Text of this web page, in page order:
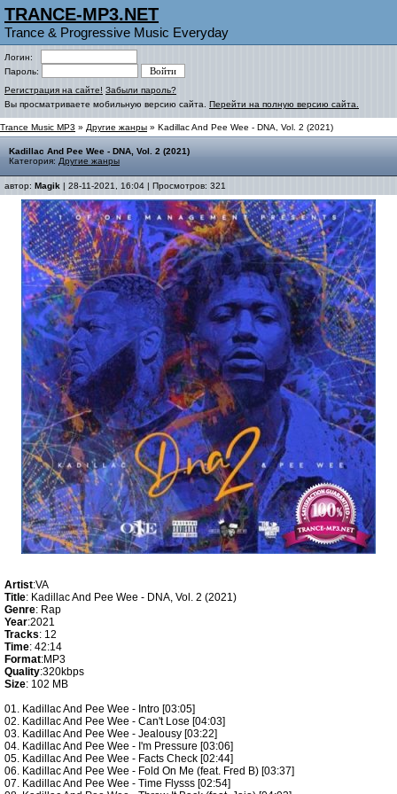
TRANCE-MP3.NET
Trance & Progressive Music Everyday
Логин:
Пароль:
Регистрация на сайте! Забыли пароль?
Вы просматриваете мобильную версию сайта. Перейти на полную версию сайта.
Trance Music MP3 » Другие жанры » Kadillac And Pee Wee - DNA, Vol. 2 (2021)
Kadillac And Pee Wee - DNA, Vol. 2 (2021)
Категория: Другие жанры
автор: Magik | 28-11-2021, 16:04 | Просмотров: 321
Artist:VA
Title: Kadillac And Pee Wee - DNA, Vol. 2 (2021)
Genre: Rap
Year:2021
Tracks: 12
Time: 42:14
Format:MP3
Quality:320kbps
Size: 102 MB
01. Kadillac And Pee Wee - Intro [03:05]
02. Kadillac And Pee Wee - Can't Lose [04:03]
03. Kadillac And Pee Wee - Jealousy [03:22]
04. Kadillac And Pee Wee - I'm Pressure [03:06]
05. Kadillac And Pee Wee - Facts Check [02:44]
06. Kadillac And Pee Wee - Fold On Me (feat. Fred B) [03:37]
07. Kadillac And Pee Wee - Time Flysss [02:54]